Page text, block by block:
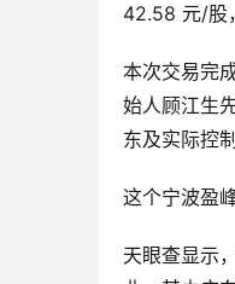
42.58 元/股
本次交易完
始人顾江生
东及实际控制
这个宁波盈
天眼查显示